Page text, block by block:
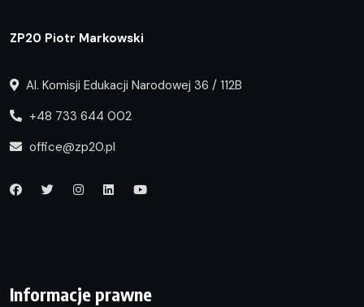
ZP20 Piotr Markowski
Al. Komisji Edukacji Narodowej 36 / 112B
+48 733 644 002
office@zp20.pl
Informacje prawne